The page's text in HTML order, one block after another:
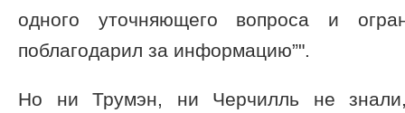
одного уточняющего вопроса и
поблагодарил за информацию”".
Но ни Трумэн, ни Черчилль не